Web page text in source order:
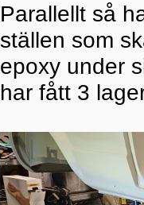
Parallellt så
ställen som
epoxy under
har fått 3